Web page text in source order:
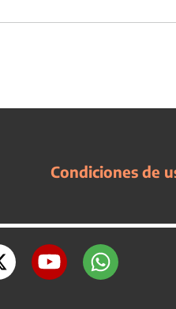
Condiciones de